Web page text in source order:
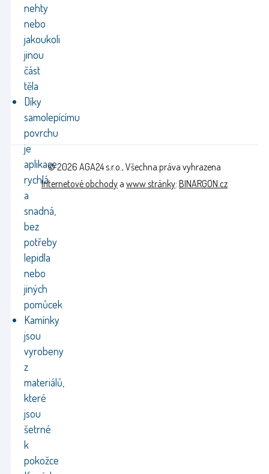
nehty
nebo
jakoukoli
jinou
část
těla
Díky
samolepícímu
povrchu
je
aplikace
rychlá
a
snadná,
bez
potřeby
lepidla
nebo
jiných
pomůcek
Kamínky
jsou
vyrobeny
z
materiálů,
které
jsou
šetrné
k
pokožce
© 2026 AGA24 s.r.o., Všechna práva vyhrazena
Internetové obchody a www stránky: BINARGON.cz